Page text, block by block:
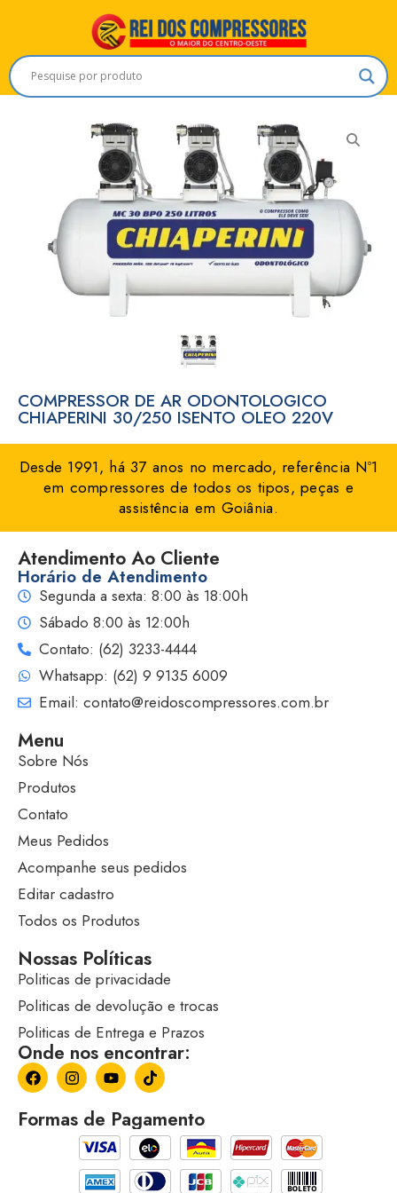
COMPRESSOR DE AR ODONTOLOGICO
CHIAPERINI 30/250 ISENTO OLEO 220V
Desde 1991, há 37 anos no mercado, referência Nº1
em compressores de todos os tipos, peças e
assistência em Goiânia.
Atendimento Ao Cliente
Horário de Atendimento
Segunda a sexta: 8:00 às 18:00h
Sábado 8:00 às 12:00h
Contato: (62) 3233-4444
Whatsapp: (62) 9 9135 6009
Email: contato@reidoscompressores.com.br
Menu
Sobre Nós
Produtos
Contato
Meus Pedidos
Acompanhe seus pedidos
Editar cadastro
Todos os Produtos
Nossas Políticas
Politicas de privacidade
Politicas de devolução e trocas
Politicas de Entrega e Prazos
Onde nos encontrar:
Formas de Pagamento